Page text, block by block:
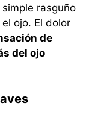
rasguño
ojo. El dolor
de
del ojo